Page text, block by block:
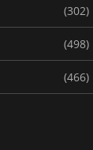
(302)
(498)
(466)